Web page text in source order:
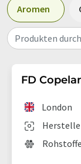
Aromen
Produkten
FD
London